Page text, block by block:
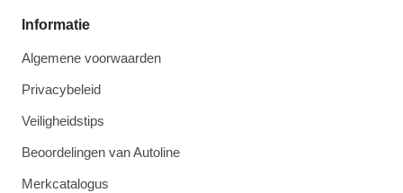
Informatie
Algemene voorwaarden
Privacybeleid
Veiligheidstips
Beoordelingen van Autoline
Merkcatalogus